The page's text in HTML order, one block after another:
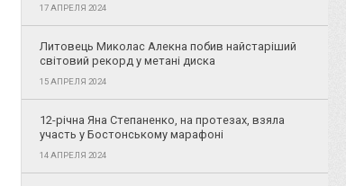
17 АПРЕЛЯ 2024
Литовець Миколас Алекна побив найстаріший
світовий рекорд у метані диска
15 АПРЕЛЯ 2024
12-річна Яна Степаненко, на протезах, взяла
участь у Бостонському марафоні
14 АПРЕЛЯ 2024